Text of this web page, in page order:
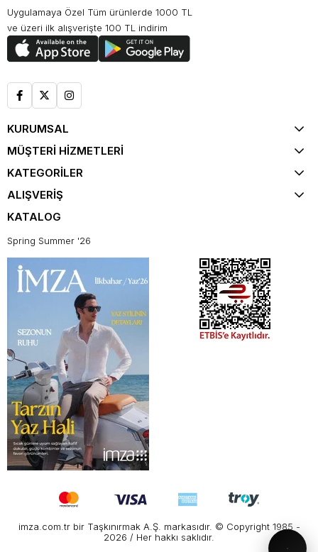
Uygulamaya Özel Tüm ürünlerde 1000 TL
ve üzeri ilk alışverişte 100 TL indirim
KURUMSAL
MÜŞTERİ HİZMETLERİ
KATEGORİLER
ALIŞVERİŞ
KATALOG
Spring Summer '26
imza.com.tr bir Taşkınırmak A.Ş. markasıdır. © Copyright 1985 -
2026 / Her hakkı saklıdır.